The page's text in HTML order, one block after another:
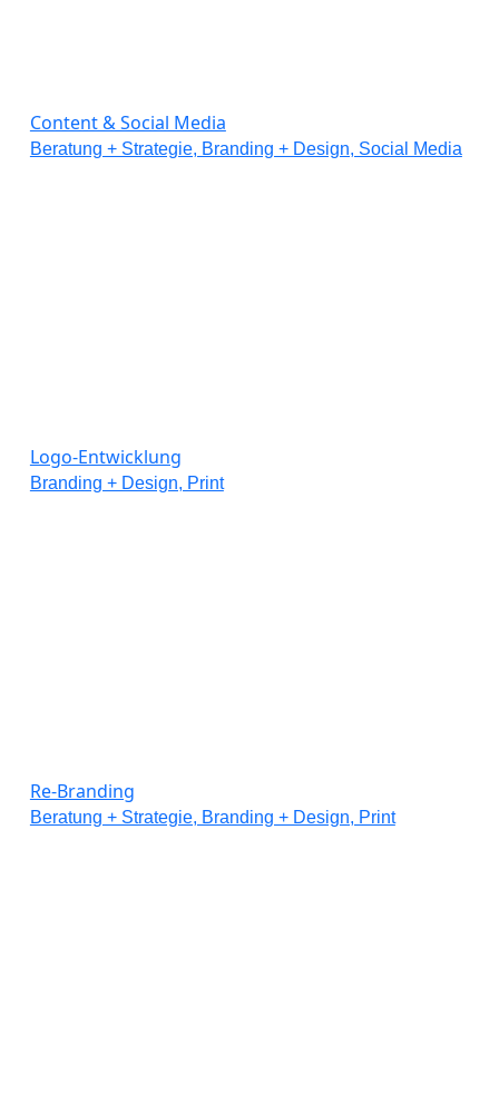
Content & Social Media
Beratung + Strategie, Branding + Design, Social Media
Logo-Entwicklung
Branding + Design, Print
Re-Branding
Beratung + Strategie, Branding + Design, Print